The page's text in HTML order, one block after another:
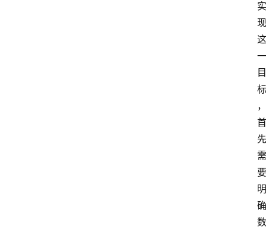
实
现
这
一
目
标
，
首
先
需
要
明
确
数